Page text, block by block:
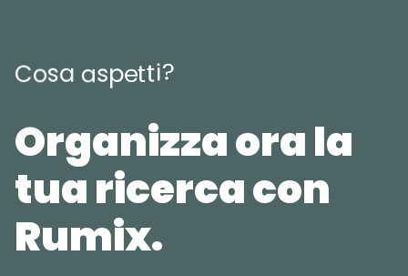
Cosa aspetti?
Organizza ora la
tua ricerca con
Rumix.